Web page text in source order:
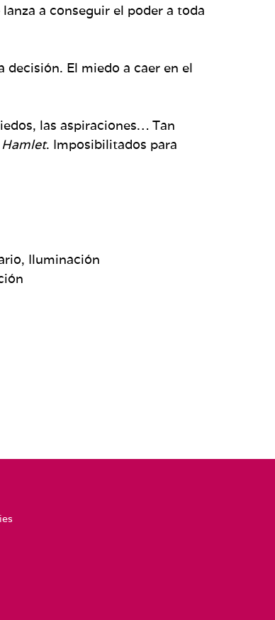
a conseguir el poder a toda
El miedo a caer en el
las aspiraciones… Tan
Hamlet. Imposibilitados para
Iluminación